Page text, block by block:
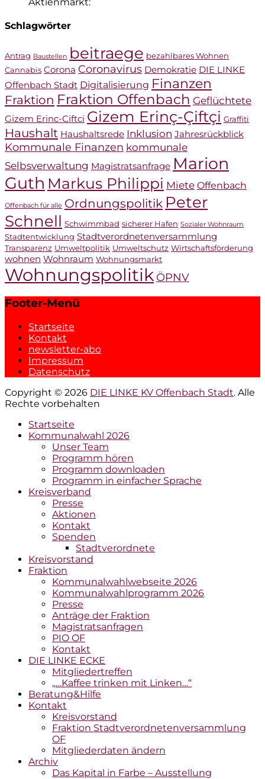
Schlagwörter
Antrag Baustellen beitraege bezahlbares Wohnen
Cannabis Corona Coronavirus Demokratie DIE LINKE
Offenbach Stadt Digitalisierung Finanzen
Fraktion Fraktion Offenbach Geflüchtete
Gizem Erinc-Ciftci Gizem Erinç-Çiftçi Graffiti
Haushalt Haushaltsrede Inklusion Jahresrückblick
Kommunale Finanzen kommunale
Selbsverwaltung Magistratsanfrage Marion
Guth Markus Philippi Miete Offenbach
Offenbach für alle Ordnungspolitik Peter
Schnell Schwimmbad sicherer Hafen Sozialer Wohnraum
Stadtentwicklung Stadtverordnetenversammlung
Transparenz Umweltpolitik Umweltschutz Wirtschaftsförderung
wohnen Wohnraum Wohnungsmarkt
Wohnungspolitik ÖPNV
Footer-Menü
Startseite
Kontakt
newsletter-abo
Impressum
Datenschutz
Copyright © 2026 DIE LINKE KV Offenbach Stadt. Alle
Rechte vorbehalten
Startseite
Kommunalwahl 2026
Unser Team
Programm hören
Programm downloaden
Programm in einfacher Sprache
Kreisverband
Presse
Aktionen
Kontakt
Spenden
Stadtverordnete
Kreisvorstand
Fraktion
Kommunalwahlwebseite 2026
Kommunalwahlprogramm 2026
Presse
Anträge der Fraktion
Magistratsanfragen
PIO OF
Kontakt
DIE LINKE ECKE
Mitgliedertreffen
„…Kaffee trinken mit Linken…“
Beratung&Hilfe
Kontakt
Kreisvorstand
Fraktion Stadtverordnetenversammlung
OF
Mitgliederdaten ändern
Archiv
Das Kapital in Farbe – Ausstellung